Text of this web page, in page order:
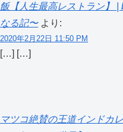
飯【人生最高レストラン】
なる記〜 より:
2020年2月22日 11:50 PM
[…] […]
マツコ絶賛の王道インドカ